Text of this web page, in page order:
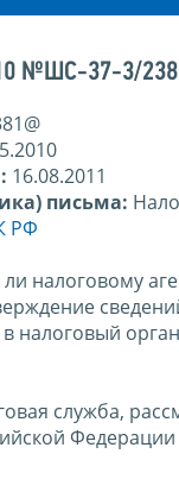
№ШС-37-3/
16.08.2011
письма:
РФ
налоговому
налоговый
служба,